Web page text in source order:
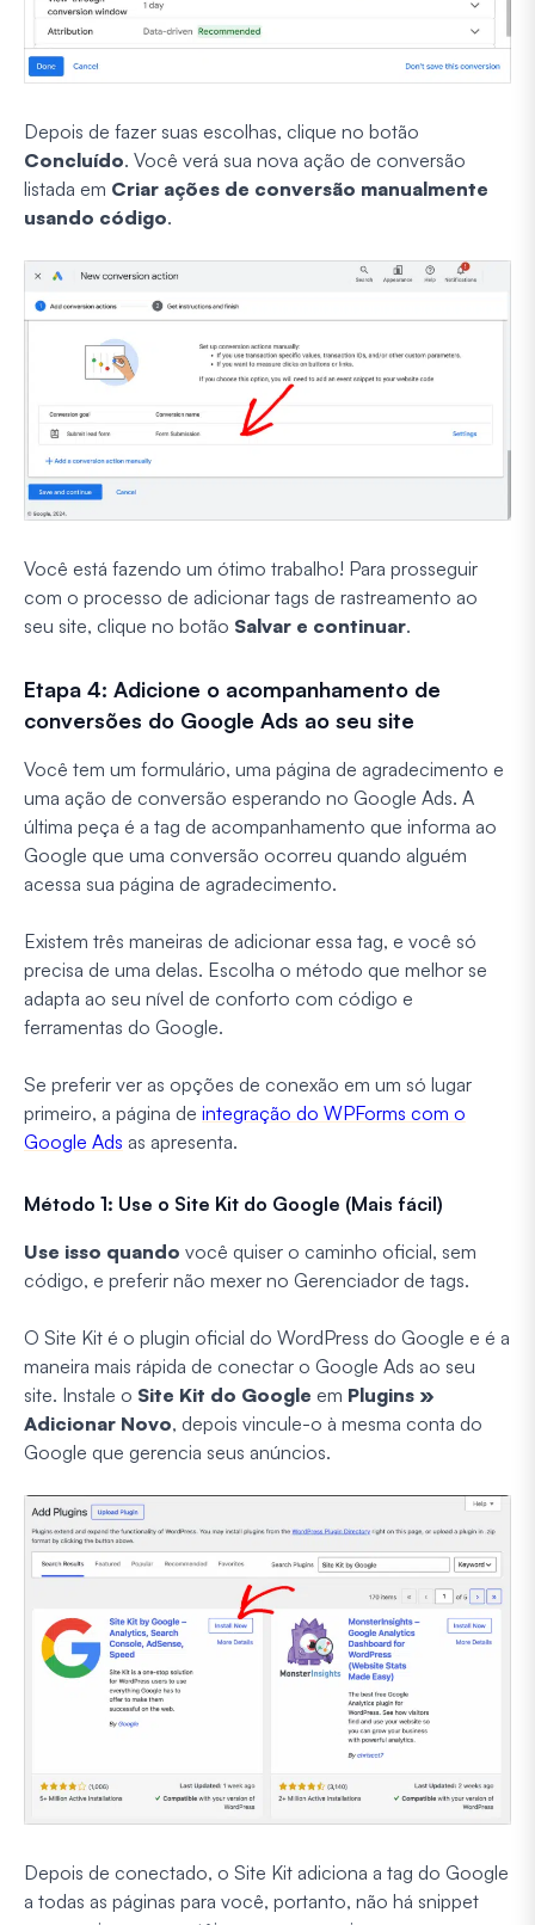
Depois de fazer suas escolhas, clique no botão
Concluído. Você verá sua nova ação de conversão
listada em Criar ações de conversão manualmente
usando código.
Você está fazendo um ótimo trabalho! Para prosseguir
com o processo de adicionar tags de rastreamento ao
seu site, clique no botão Salvar e continuar.
Etapa 4: Adicione o acompanhamento de
conversões do Google Ads ao seu site
Você tem um formulário, uma página de agradecimento e
uma ação de conversão esperando no Google Ads. A
última peça é a tag de acompanhamento que informa ao
Google que uma conversão ocorreu quando alguém
acessa sua página de agradecimento.
Existem três maneiras de adicionar essa tag, e você só
precisa de uma delas. Escolha o método que melhor se
adapta ao seu nível de conforto com código e
ferramentas do Google.
Se preferir ver as opções de conexão em um só lugar
primeiro, a página de integração do WPForms com o
Google Ads as apresenta.
Método 1: Use o Site Kit do Google (Mais fácil)
Use isso quando você quiser o caminho oficial, sem
código, e preferir não mexer no Gerenciador de tags.
O Site Kit é o plugin oficial do WordPress do Google e é a
maneira mais rápida de conectar o Google Ads ao seu
site. Instale o Site Kit do Google em Plugins »
Adicionar Novo, depois vincule-o à mesma conta do
Google que gerencia seus anúncios.
Depois de conectado, o Site Kit adiciona a tag do Google
a todas as páginas para você, portanto, não há snippet